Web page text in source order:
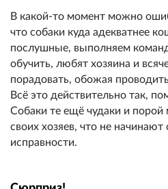
В какой-то момент можно
что собаки куда адекватнее
послушные, выполняем
обучить, любят хозяина и
порадовать, обожая
Всё это действительно так,
Собаки те ещё чудаки и порой
своих хозяев, что не начинают
исправности.